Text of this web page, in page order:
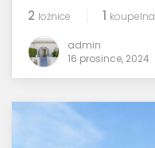
2 ložnice 1 koupelna
admin
16 prosince, 2024